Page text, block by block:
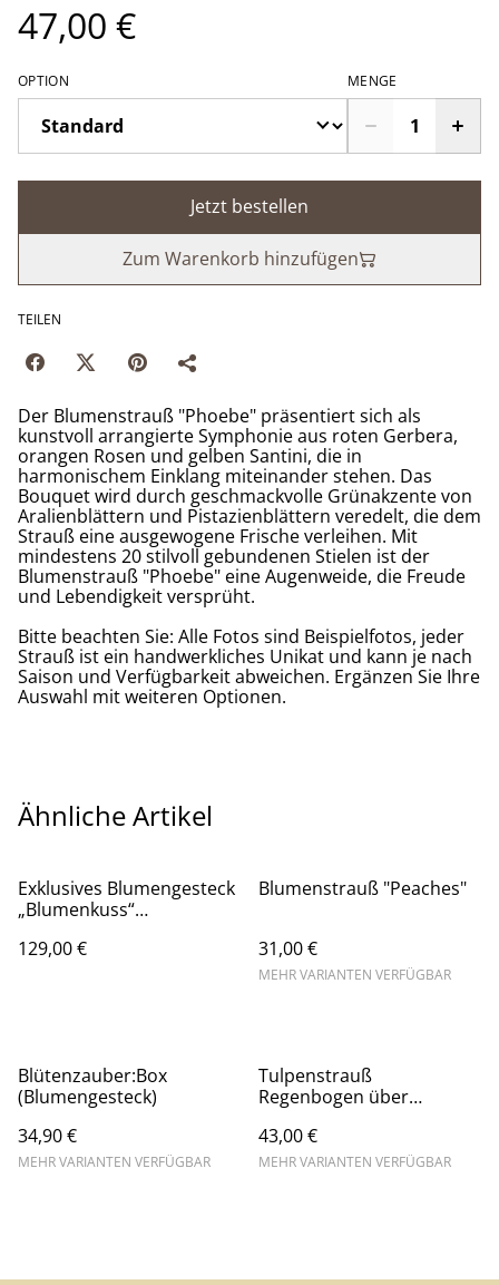
47,00 €
OPTION MENGE
Jetzt bestellen
Zum Warenkorb hinzufügen
TEILEN
Der Blumenstrauß "Phoebe" präsentiert sich als
kunstvoll arrangierte Symphonie aus roten Gerbera,
orangen Rosen und gelben Santini, die in
harmonischem Einklang miteinander stehen. Das
Bouquet wird durch geschmackvolle Grünakzente von
Aralienblättern und Pistazienblättern veredelt, die dem
Strauß eine ausgewogene Frische verleihen. Mit
mindestens 20 stilvoll gebundenen Stielen ist der
Blumenstrauß "Phoebe" eine Augenweide, die Freude
und Lebendigkeit versprüht.
Bitte beachten Sie: Alle Fotos sind Beispielfotos, jeder
Strauß ist ein handwerkliches Unikat und kann je nach
Saison und Verfügbarkeit abweichen. Ergänzen Sie Ihre
Auswahl mit weiteren Optionen.
Ähnliche Artikel
Exklusives Blumengesteck
„Blumenkuss“
129,00 €
Blumenstrauß "Peaches"
31,00 €
MEHR VARIANTEN VERFÜGBAR
Blütenzauber:Box
(Blumengesteck)
34,90 €
MEHR VARIANTEN VERFÜGBAR
Tulpenstrauß
Regenbogen über
43,00 €
MEHR VARIANTEN VERFÜGBAR